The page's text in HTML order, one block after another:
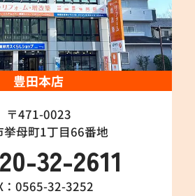
豊田本店
〒471-0023
挙母町1丁目66番地
32-2611
：0565-32-3252